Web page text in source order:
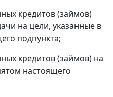
кредитов (займов)
на цели, указанные в
подпункта;
кредитов (займов) на
настоящего